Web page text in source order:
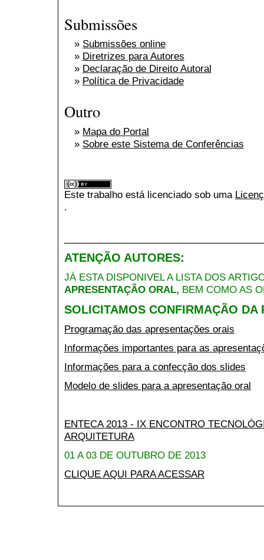
Submissões
» Submissões online
» Diretrizes para Autores
» Declaração de Direito Autoral
» Política de Privacidade
Outro
» Mapa do Portal
» Sobre este Sistema de Conferências
Este trabalho está licenciado sob uma
.
ATENÇÃO AUTORES:
JÁ ESTA DISPONIVEL A LISTA DOS
APRESENTAÇÃO ORAL, BEM COMO AS
SOLICITAMOS CONFIRMAÇÃO DA
Programação das apresentações orais
Informações importantes para as
Informações para a confecção dos slides
Modelo de slides para a apresentação oral
ENTECA 2013 - IX ENCONTRO
ARQUITETURA
01 A 03 DE OUTUBRO DE 2013
CLIQUE AQUI PARA ACESSAR